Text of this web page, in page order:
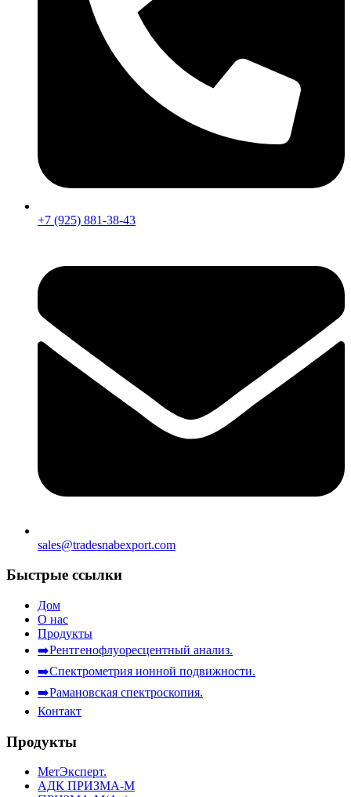
+7 (925) 881-38-43
sales@tradesnabexport.com
Быстрые ссылки
Дом
О нас
Продукты
➡️Рентгенофлуоресцентный анализ.
➡️Спектрометрия ионной подвижности.
➡️Рамановская спектроскопия.
Контакт
Продукты
МетЭксперт.
АДК ПРИЗМА-М